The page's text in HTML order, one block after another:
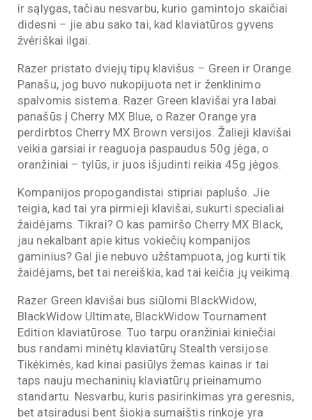
ir sąlygas, tačiau nesvarbu, kurio gamintojo skaičiai
didesni – jie abu sako tai, kad klaviatūros gyvens
žvėriškai ilgai.
Razer pristato dviejų tipų klavišus – Green ir Orange.
Panašu, jog buvo nukopijuota net ir ženklinimo
spalvomis sistema. Razer Green klavišai yra labai
panašūs į Cherry MX Blue, o Razer Orange yra
perdirbtos Cherry MX Brown versijos. Žalieji klavišai
veikia garsiai ir reaguoja paspaudus 50g jėga, o
oranžiniai – tylūs, ir juos išjudinti reikia 45g jėgos.
Kompanijos propogandistai stipriai paplušo. Jie
teigia, kad tai yra pirmieji klavišai, sukurti specialiai
žaidėjams. Tikrai? O kas pamiršo Cherry MX Black,
jau nekalbant apie kitus vokiečių kompanijos
gaminius? Gal jie nebuvo užštampuota, jog kurti tik
žaidėjams, bet tai nereiškia, kad tai keičia jų veikimą.
Razer Green klavišai bus siūlomi BlackWidow,
BlackWidow Ultimate, BlackWidow Tournament
Edition klaviatūrose. Tuo tarpu oranžiniai kiniečiai
bus randami minėtų klaviatūrų Stealth versijose.
Tikėkimės, kad kinai pasiūlys žemas kainas ir tai
taps nauju mechaninių klaviatūrų prieinamumo
standartu. Nesvarbu, kuris pasirinkimas yra geresnis,
bet atsiradusi bent šiokia sumaištis rinkoje yra